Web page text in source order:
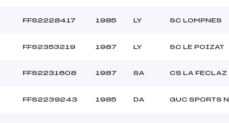
FFS2228417 1985 LY SC LOMPNES
FFS2353219 1987 LY SC LE POIZAT
FFS2231608 1987 SA CS LA FECLAZ
FFS2239243 1985 DA GUC SPORTS N